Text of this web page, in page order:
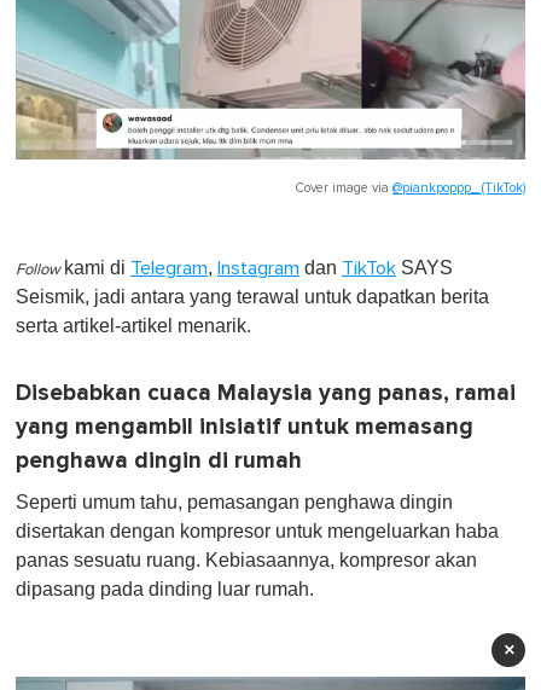
Cover image via @piankpoppp_ (TikTok)
Follow kami di Telegram, Instagram dan TikTok SAYS
Seismik, jadi antara yang terawal untuk dapatkan berita
serta artikel-artikel menarik.
Disebabkan cuaca Malaysia yang panas, ramai
yang mengambil inisiatif untuk memasang
penghawa dingin di rumah
Seperti umum tahu, pemasangan penghawa dingin
disertakan dengan kompresor untuk mengeluarkan haba
panas sesuatu ruang. Kebiasaannya, kompresor akan
dipasang pada dinding luar rumah.
×